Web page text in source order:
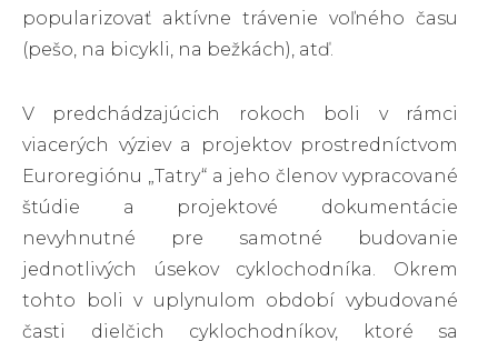
popularizovať aktívne trávenie voľného času
(pešo, na bicykli, na bežkách), atď.
V predchádzajúcich rokoch boli v rámci
viacerých výziev a projektov prostredníctvom
Euroregiónu „Tatry“ a jeho členov vypracované
štúdie a projektové dokumentácie
nevyhnutné pre samotné budovanie
jednotlivých úsekov cyklochodníka. Okrem
tohto boli v uplynulom období vybudované
časti dielčich cyklochodníkov, ktoré sa